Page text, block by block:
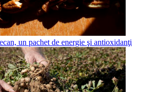
un pachet de energie şi antioxidanţi